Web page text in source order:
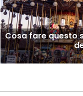
Cosa fare questo